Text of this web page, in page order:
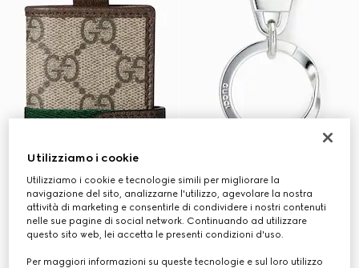
Utilizziamo i cookie
Utilizziamo i cookie e tecnologie simili per migliorare la
navigazione del sito, analizzarne l'utilizzo, agevolare la nostra
attività di marketing e consentirle di condividere i nostri contenuti
nelle sue pagine di social network. Continuando ad utilizzare
questo sito web, lei accetta le presenti condizioni d'uso.
Per maggiori informazioni su queste tecnologie e sul loro utilizzo